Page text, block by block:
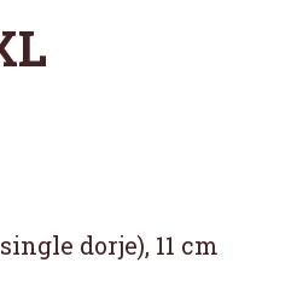
dorje), 11 cm